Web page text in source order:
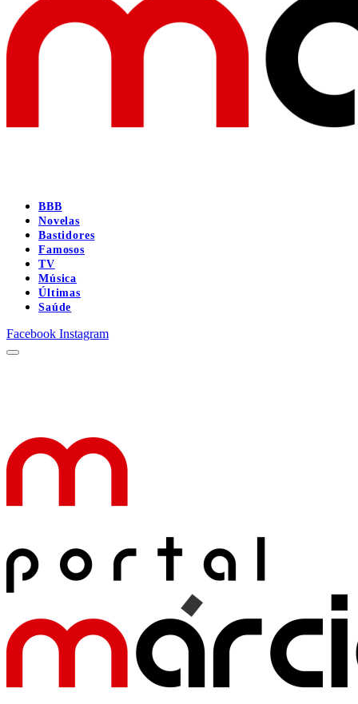
BBB
Novelas
Bastidores
Famosos
TV
Música
Últimas
Saúde
Facebook Instagram